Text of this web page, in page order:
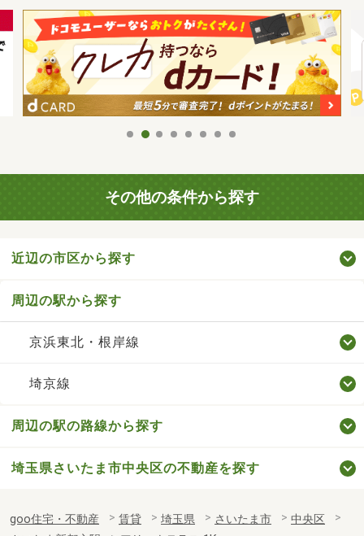
その他の条件から探す
近辺の市区から探す
周辺の駅から探す
京浜東北・根岸線
埼京線
周辺の駅の路線から探す
埼玉県さいたま市中央区の不動産を探す
goo住宅・不動産 賃貸 埼玉県 さいたま市
中央区